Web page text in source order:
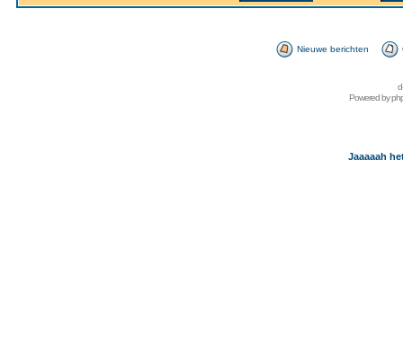
Nieuwe berichten
Powered by
Jaaaaah